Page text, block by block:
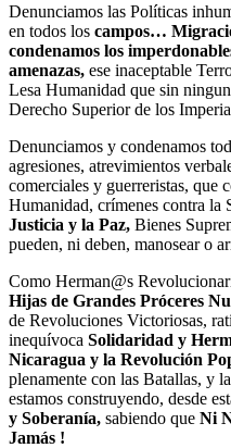
Denunciamos las Políticas
en todos los campos…
condenamos los
amenazas, ese inaceptable
Lesa Humanidad que sin
Derecho Superior de los
Denunciamos y condenamos
agresiones, atrevimientos
comerciales y guerreristas, que
Humanidad, crímenes contra la
Justicia y la Paz, Bienes
pueden, ni deben, manosear o
Como Herman@s
Hijas de Grandes Próceres
de Revoluciones Victoriosas,
inequívoca Solidaridad y
Nicaragua y la Revolución
plenamente con las Batallas, y
estamos construyendo, desde
y Soberanía, sabiendo que Ni
Jamás !